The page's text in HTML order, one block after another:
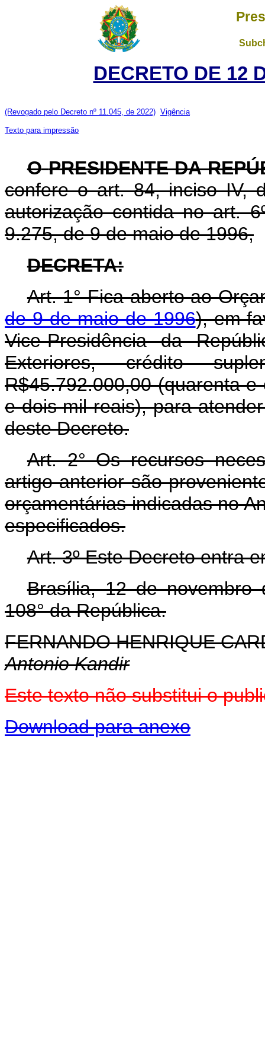
DECRETO DE 12
(Revogado pelo Decreto nº 11.045, de 2022) Vigência
Texto para impressão
O PRESIDENTE DA
confere o art. 84, inciso IV,
autorização contida no art.
9.275, de 9 de maio de 1996,
DECRETA:
Art. 1° Fica aberto ao
de 9 de maio de 1996), em
Vice-Presidência da
Exteriores, crédito
R$45.792.000,00 (quarenta
e dois mil reais), para
deste Decreto.
Art. 2° Os recursos
artigo anterior são
orçamentárias indicadas no
especificados.
Art. 3º Este Decreto entra
Brasília, 12 de novembro
108° da República.
FERNANDO HENRIQUE
Antonio Kandir
Este texto não substitui o
Download para anexo